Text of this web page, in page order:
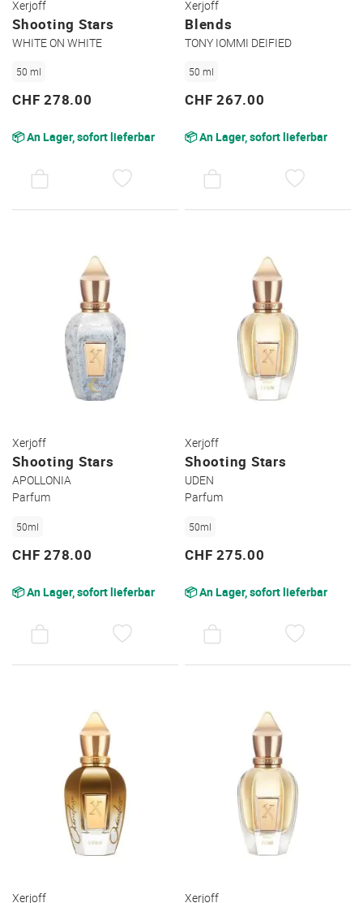
Xerjoff
Shooting Stars
WHITE ON WHITE
50 ml
CHF 278.00
📦 An Lager, sofort lieferbar
Xerjoff
Blends
TONY IOMMI DEIFIED
50 ml
CHF 267.00
📦 An Lager, sofort lieferbar
Xerjoff
Shooting Stars
APOLLONIA
Parfum
50ml
CHF 278.00
📦 An Lager, sofort lieferbar
Xerjoff
Shooting Stars
UDEN
Parfum
50ml
CHF 275.00
📦 An Lager, sofort lieferbar
Xerjoff Xerjoff